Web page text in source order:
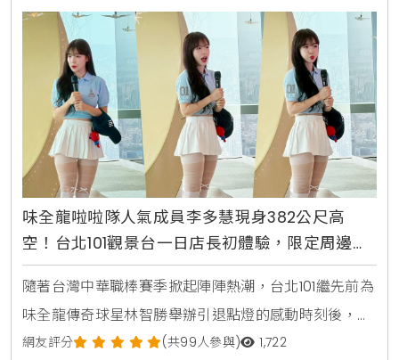
味全龍啦啦隊人氣成員李多慧現身382公尺高
空！台北101觀景台一日店長初體驗，限定周邊禮
包引爆粉絲收藏熱潮
隨著台灣中華職棒賽季掀起陣陣熱潮，台北101繼先前為
味全龍傳奇球星林智勝舉辦引退點燈的感動時刻後，再
度與棒球界跨界合作，於9月22日邀請到擁有超高人氣
網友評分 (共99人參與) 1,722